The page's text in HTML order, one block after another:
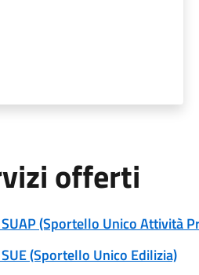
offerti
(Sportello Unico Attività
(Sportello Unico Edilizia)